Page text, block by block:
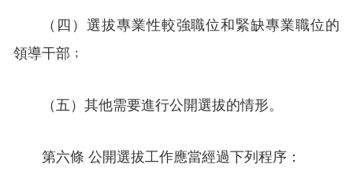
（四）選拔專業性較強職位和緊缺專業職位的
領導干部﹔
（五）其他需要進行公開選拔的情形。
第六條 公開選拔工作應當經過下列程序：